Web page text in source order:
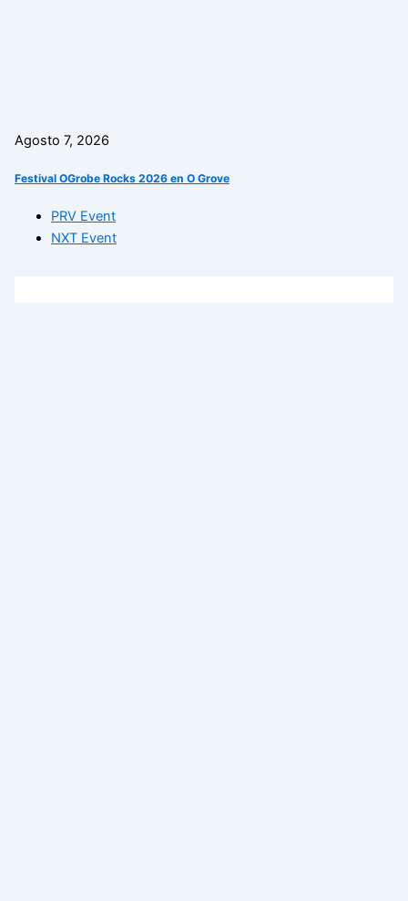
Agosto 7, 2026
Festival OGrobe Rocks 2026 en O Grove
PRV Event
NXT Event